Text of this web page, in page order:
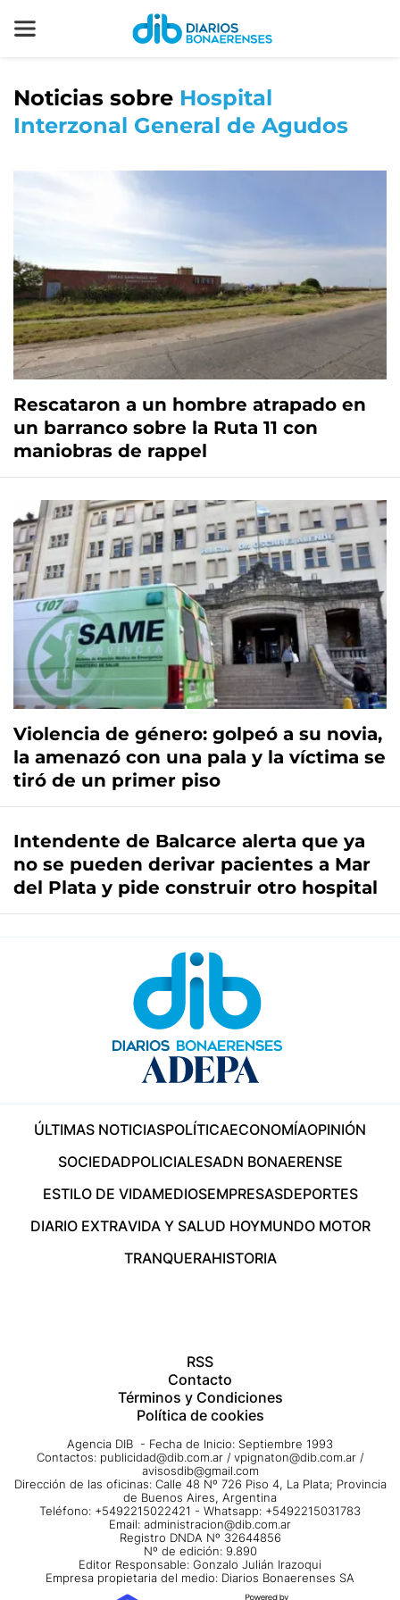
Noticias sobre Hospital
Interzonal General de Agudos
Rescataron a un hombre atrapado en
un barranco sobre la Ruta 11 con
maniobras de rappel
Violencia de género: golpeó a su novia,
la amenazó con una pala y la víctima se
tiró de un primer piso
Intendente de Balcarce alerta que ya
no se pueden derivar pacientes a Mar
del Plata y pide construir otro hospital
ÚLTIMAS NOTICIASPOLÍTICAECONOMÍAOPINIÓN
SOCIEDADPOLICIALESADN BONAERENSE
ESTILO DE VIDAMEDIOSEMPRESASDEPORTES
DIARIO EXTRAVIDA Y SALUD HOYMUNDO MOTOR
TRANQUERAHISTORIA
RSS
Contacto
Términos y Condiciones
Política de cookies
Agencia DIB - Fecha de Inicio: Septiembre 1993
Contactos: publicidad@dib.com.ar / vpignaton@dib.com.ar /
avisosdib@gmail.com
Dirección de las oficinas: Calle 48 Nº 726 Piso 4, La Plata; Provincia
de Buenos Aires, Argentina
Teléfono: +5492215022421 - Whatsapp: +5492215031783
Email: administracion@dib.com.ar
Registro DNDA Nº 32644856
Nº de edición: 9.890
Editor Responsable: Gonzalo Julián Irazoqui
Empresa propietaria del medio: Diarios Bonaerenses SA